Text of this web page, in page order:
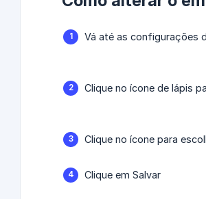
Vá até as configurações
Clique no ícone de lápis
Clique no ícone para
Clique em Salvar